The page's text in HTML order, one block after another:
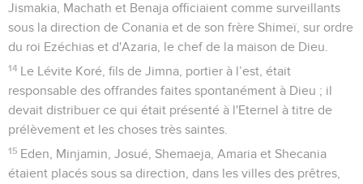
Jismakia, Machath et Benaja officiaient comme surveillants
sous la direction de Conania et de son frère Shimeï, sur ordre
du roi Ezéchias et d'Azaria, le chef de la maison de Dieu.
14 Le Lévite Koré, fils de Jimna, portier à l’est, était
responsable des offrandes faites spontanément à Dieu ; il
devait distribuer ce qui était présenté à l'Eternel à titre de
prélèvement et les choses très saintes.
15 Eden, Minjamin, Josué, Shemaeja, Amaria et Shecania
étaient placés sous sa direction, dans les villes des prêtres,